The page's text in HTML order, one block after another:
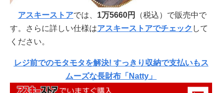
アスキーストアでは、 1万5660円
（税込）で販売中で
す。さらに詳しい仕様はアスキーストアでチェック して
ください。
レジ前でのモタモタを解決! すっきり収納で支払いもス
ムーズな長財布「Natty」